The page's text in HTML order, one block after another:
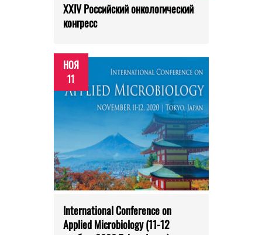
XXIV Российский онкологический
конгресс
НОЯ
11
International Conference on
Applied Microbiology (11-12